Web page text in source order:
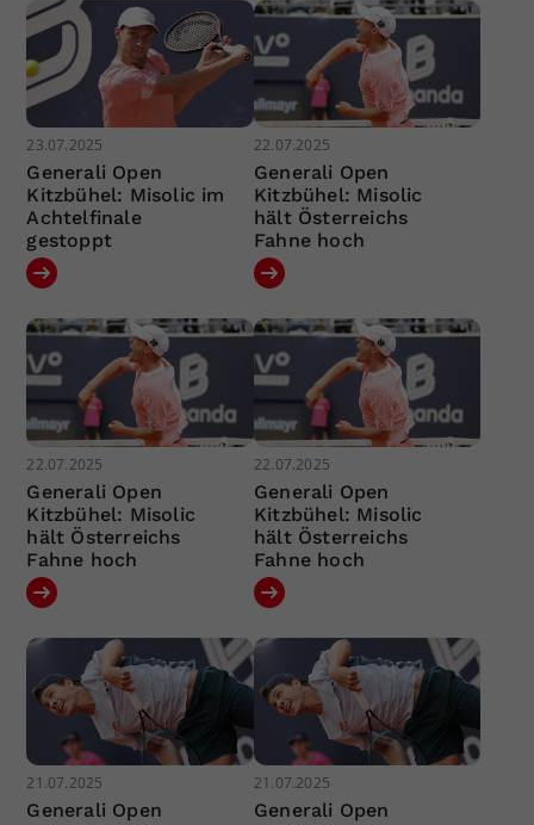
23.07.2025
Generali Open
Kitzbühel: Misolic im
Achtelfinale
gestoppt
22.07.2025
Generali Open
Kitzbühel: Misolic
hält Österreichs
Fahne hoch
22.07.2025
Generali Open
Kitzbühel: Misolic
hält Österreichs
Fahne hoch
22.07.2025
Generali Open
Kitzbühel: Misolic
hält Österreichs
Fahne hoch
21.07.2025
Generali Open
21.07.2025
Generali Open